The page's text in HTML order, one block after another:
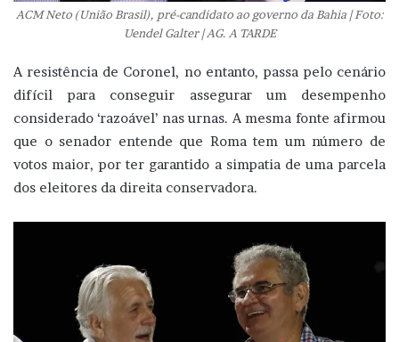
ACM Neto (União Brasil), pré-candidato ao governo da Bahia | Foto:
Uendel Galter | AG. A TARDE
A resistência de Coronel, no entanto, passa pelo cenário
difícil para conseguir assegurar um desempenho
considerado ‘razoável’ nas urnas. A mesma fonte afirmou
que o senador entende que Roma tem um número de
votos maior, por ter garantido a simpatia de uma parcela
dos eleitores da direita conservadora.